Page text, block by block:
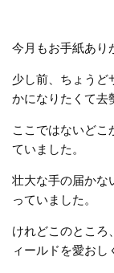
今月もお手紙あり
少し前、ちょうど
かになりたくて去
ここではないどこ
ていました。
壮大な手の届かな
っていました。
けれどこのところ
ィールドを愛おし